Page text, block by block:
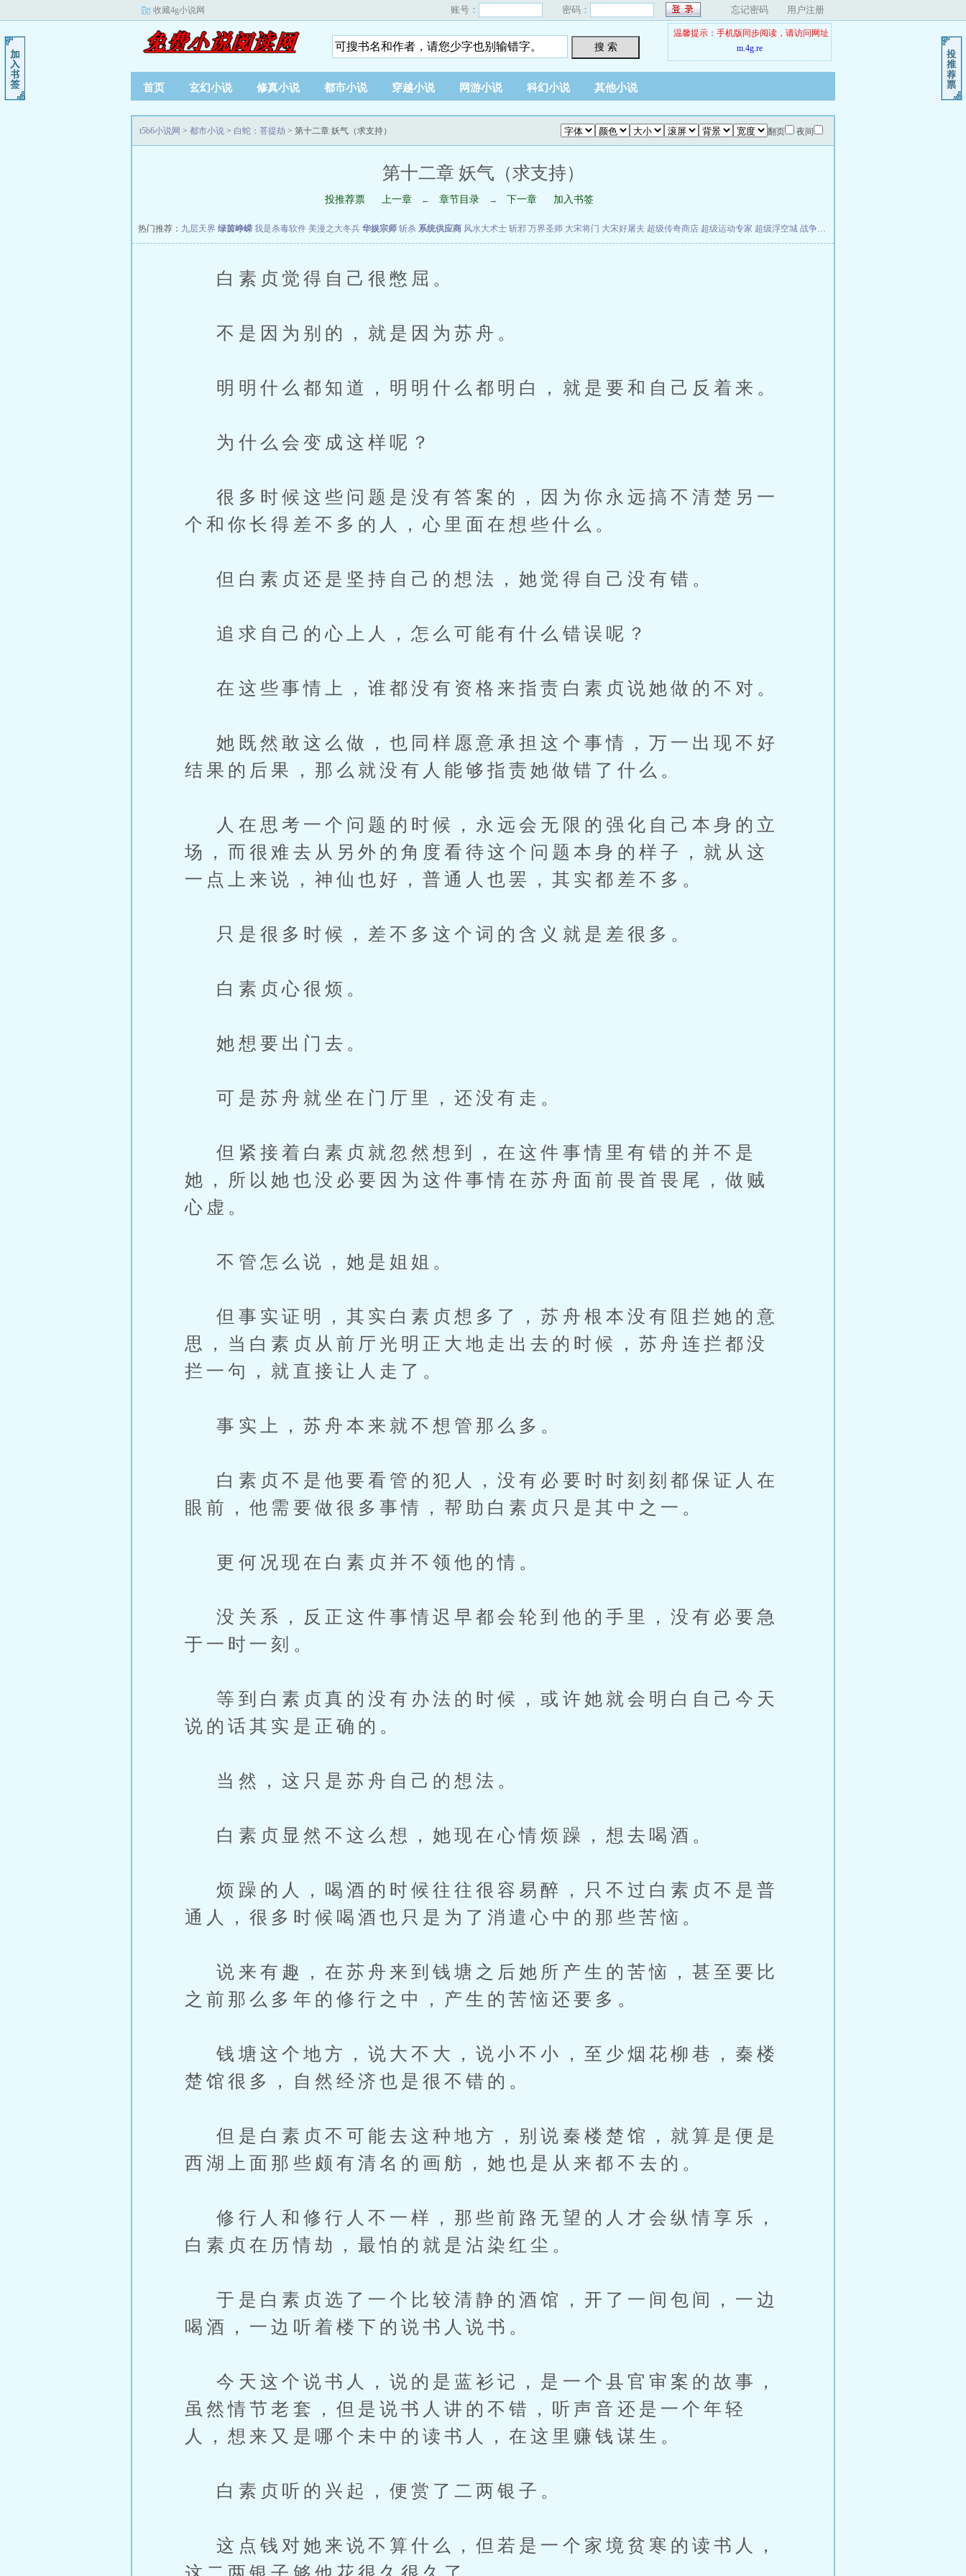
收藏4g小说网 账号： 密码： 忘记密码 用户注册
搜 索
温馨提示：手机版同步阅读，请访问网址
m.4g.re
首页 玄幻小说 修真小说 都市小说 穿越小说 网游小说 科幻小说 其他小说
翻页 夜间
t5b6小说网 > 都市小说 > 白蛇：菩提劫 > 第十二章 妖气（求支持）
第十二章 妖气（求支持）
投推荐票 上一章 ← 章节目录 → 下一章 加入书签
热门推荐： 九层天界 绿茵峥嵘 我是杀毒软件 美漫之大冬兵 华娱宗师 斩杀 系统供应商 风水大术士 斩邪 万界圣师 大宋将门 大宋好屠夫 超级传奇商店 超级运动专家 超级浮空城 战争天堂
白素贞觉得自己很憋屈。
不是因为别的，就是因为苏舟。
明明什么都知道，明明什么都明白，就是要和自己反着来。
为什么会变成这样呢？
很多时候这些问题是没有答案的，因为你永远搞不清楚另一
个和你长得差不多的人，心里面在想些什么。
但白素贞还是坚持自己的想法，她觉得自己没有错。
追求自己的心上人，怎么可能有什么错误呢？
在这些事情上，谁都没有资格来指责白素贞说她做的不对。
她既然敢这么做，也同样愿意承担这个事情，万一出现不好
结果的后果，那么就没有人能够指责她做错了什么。
人在思考一个问题的时候，永远会无限的强化自己本身的立
场，而很难去从另外的角度看待这个问题本身的样子，就从这
一点上来说，神仙也好，普通人也罢，其实都差不多。
只是很多时候，差不多这个词的含义就是差很多。
白素贞心很烦。
她想要出门去。
可是苏舟就坐在门厅里，还没有走。
但紧接着白素贞就忽然想到，在这件事情里有错的并不是
她，所以她也没必要因为这件事情在苏舟面前畏首畏尾，做贼
心虚。
不管怎么说，她是姐姐。
但事实证明，其实白素贞想多了，苏舟根本没有阻拦她的意
思，当白素贞从前厅光明正大地走出去的时候，苏舟连拦都没
拦一句，就直接让人走了。
事实上，苏舟本来就不想管那么多。
白素贞不是他要看管的犯人，没有必要时时刻刻都保证人在
眼前，他需要做很多事情，帮助白素贞只是其中之一。
更何况现在白素贞并不领他的情。
没关系，反正这件事情迟早都会轮到他的手里，没有必要急
于一时一刻。
等到白素贞真的没有办法的时候，或许她就会明白自己今天
说的话其实是正确的。
当然，这只是苏舟自己的想法。
白素贞显然不这么想，她现在心情烦躁，想去喝酒。
烦躁的人，喝酒的时候往往很容易醉，只不过白素贞不是普
通人，很多时候喝酒也只是为了消遣心中的那些苦恼。
说来有趣，在苏舟来到钱塘之后她所产生的苦恼，甚至要比
之前那么多年的修行之中，产生的苦恼还要多。
钱塘这个地方，说大不大，说小不小，至少烟花柳巷，秦楼
楚馆很多，自然经济也是很不错的。
但是白素贞不可能去这种地方，别说秦楼楚馆，就算是便是
西湖上面那些颇有清名的画舫，她也是从来都不去的。
修行人和修行人不一样，那些前路无望的人才会纵情享乐，
白素贞在历情劫，最怕的就是沾染红尘。
于是白素贞选了一个比较清静的酒馆，开了一间包间，一边
喝酒，一边听着楼下的说书人说书。
今天这个说书人，说的是蓝衫记，是一个县官审案的故事，
虽然情节老套，但是说书人讲的不错，听声音还是一个年轻
人，想来又是哪个未中的读书人，在这里赚钱谋生。
白素贞听的兴起，便赏了二两银子。
这点钱对她来说不算什么，但若是一个家境贫寒的读书人，